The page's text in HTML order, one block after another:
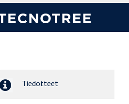
Tiedotteet